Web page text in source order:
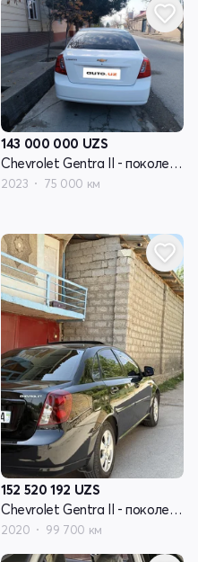
143 000 000 UZS
Chevrolet Gentra II - поколение
2023 75 000 км
152 520 192 UZS
Chevrolet Gentra II - поколение
2020 99 700 км